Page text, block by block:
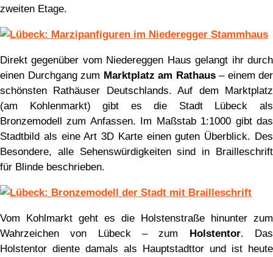
zweiten Etage.
Direkt gegenüber vom Niedereggen Haus gelangt ihr durch
einen Durchgang zum Marktplatz am Rathaus– einem der
schönsten Rathäuser Deutschlands. Auf dem Marktplatz
(am Kohlenmarkt) gibt es die Stadt Lübeck als
Bronzemodell zum Anfassen. Im Maßstab 1:1000 gibt das
Stadtbild als eine Art 3D Karte einen guten Überblick. Des
Besondere, alle Sehenswürdigkeiten sind in Brailleschrift
für Blinde beschrieben.
Vom Kohlmarkt geht es die Holstenstraße hinunter zum
Wahrzeichen von Lübeck – zum Holstentor. Das
Holstentor diente damals als Hauptstadttor und ist heute